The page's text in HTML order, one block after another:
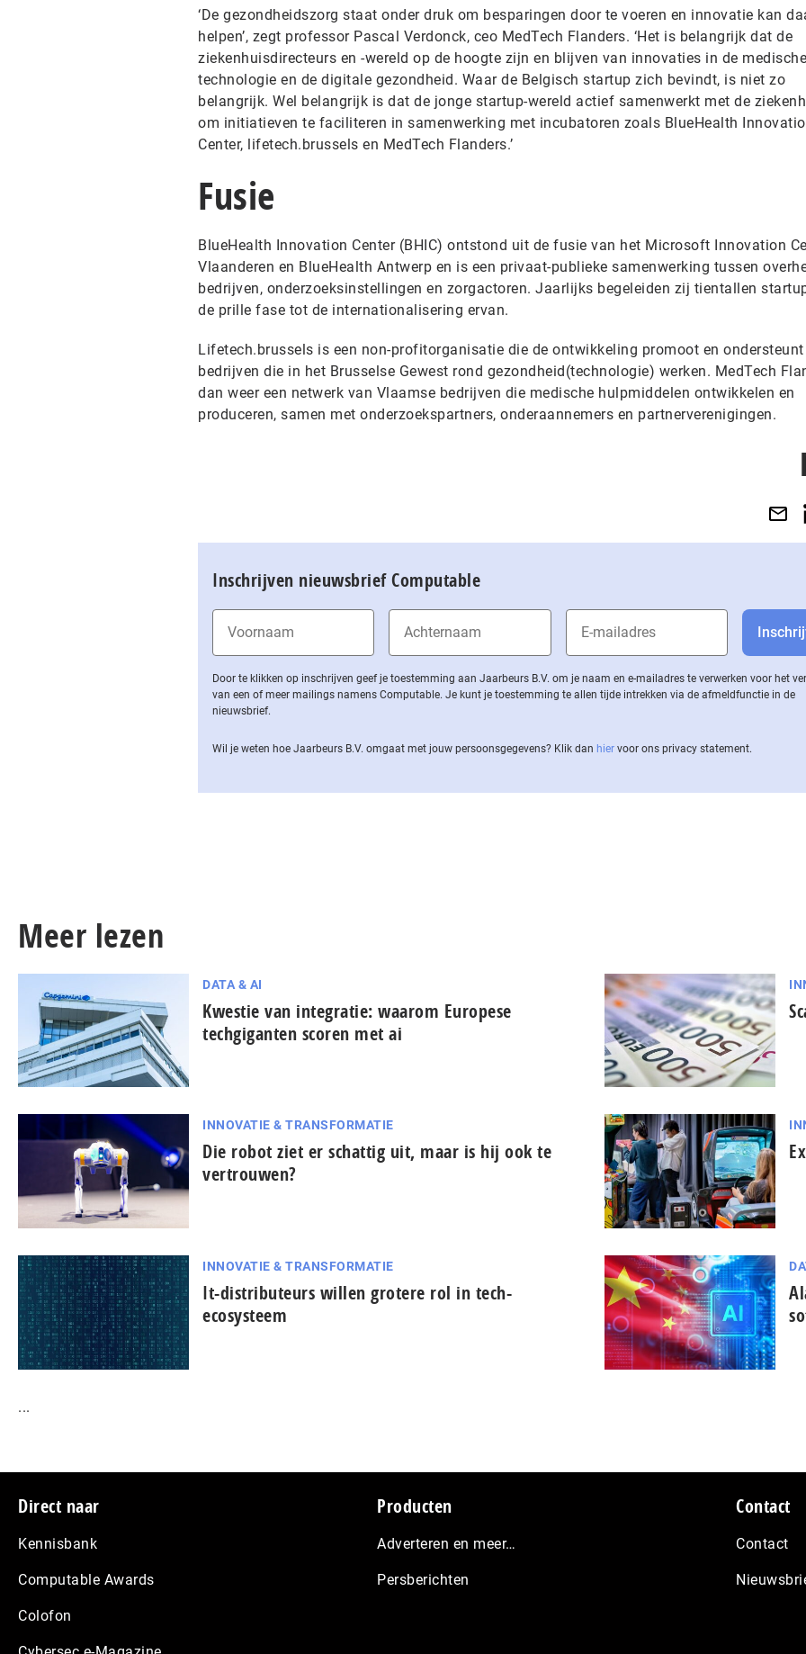
‘De gezondheidszorg staat onder druk om besparingen door te voeren en innovatie kan
helpen’, zegt professor Pascal Verdonck, ceo MedTech Flanders. ‘Het is belangrijk dat de
ziekenhuisdirecteurs en -wereld op de hoogte zijn en blijven van innovaties in de medische
technologie en de digitale gezondheid. Waar de Belgisch startup zich bevindt, is niet zo
belangrijk. Wel belangrijk is dat de jonge startup-wereld actief samenwerkt met de
om initiatieven te faciliteren in samenwerking met incubatoren zoals BlueHealth
Center, lifetech.brussels en MedTech Flanders.’
Fusie
BlueHealth Innovation Center (BHIC) ontstond uit de fusie van het Microsoft Innovation
Vlaanderen en BlueHealth Antwerp en is een privaat-publieke samenwerking tussen
bedrijven, onderzoeksinstellingen en zorgactoren. Jaarlijks begeleiden zij tientallen
de prille fase tot de internationalisering ervan.
Lifetech.brussels is een non-profitorganisatie die de ontwikkeling promoot en ondersteunt
bedrijven die in het Brusselse Gewest rond gezondheid(technologie) werken. MedTech
dan weer een netwerk van Vlaamse bedrijven die medische hulpmiddelen ontwikkelen en
produceren, samen met onderzoekspartners, onderaannemers en partnerverenigingen.
Inschrijven nieuwsbrief Computable
Door te klikken op inschrijven geef je toestemming aan Jaarbeurs B.V. om je naam en e-mailadres te verwerken voor het
van een of meer mailings namens Computable. Je kunt je toestemming te allen tijde intrekken via de af­meld­func­tie in de
nieuwsbrief.
Wil je weten hoe Jaarbeurs B.V. omgaat met jouw per­soons­ge­ge­vens? Klik dan hier voor ons privacy statement.
Meer lezen
DATA & AI
Kwestie van integratie: waarom Europese
techgiganten scoren met ai
INNOVATIE & TRANSFORMATIE
Die robot ziet er schattig uit, maar is hij ook te
vertrouwen?
INNOVATIE & TRANSFORMATIE
It-dis­tri­bu­teurs willen grotere rol in tech-
ecosysteem
...
Footer
Direct naar
Kennisbank
Computable Awards
Colofon
Producten
Adverteren en meer…
Persberichten
Contact
Contact